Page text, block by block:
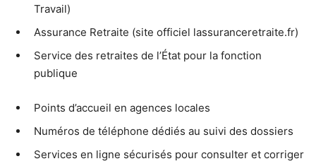
Travail)
Assurance Retraite (site officiel lassuranceretraite.fr)
Service des retraites de l’État pour la fonction
publique
Points d’accueil en agences locales
Numéros de téléphone dédiés au suivi des dossiers
Services en ligne sécurisés pour consulter et corriger